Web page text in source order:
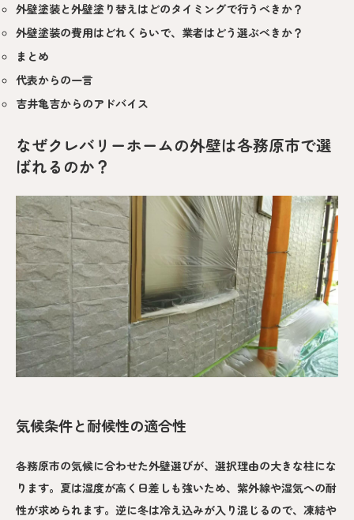
外壁塗装と外壁塗り替えはどのタイミングで行うべきか？
外壁塗装の費用はどれくらいで、業者はどう選ぶべきか？
まとめ
代表からの一言
吉井亀吉からのアドバイス
なぜクレバリーホームの外壁は各務原市で選
ばれるのか？
気候条件と耐候性の適合性
各務原市の気候に合わせた外壁選びが、選択理由の大きな柱にな
ります。夏は湿度が高く日差しも強いため、紫外線や湿気への耐
性が求められます。逆に冬は冷え込みが入り混じるので、凍結や